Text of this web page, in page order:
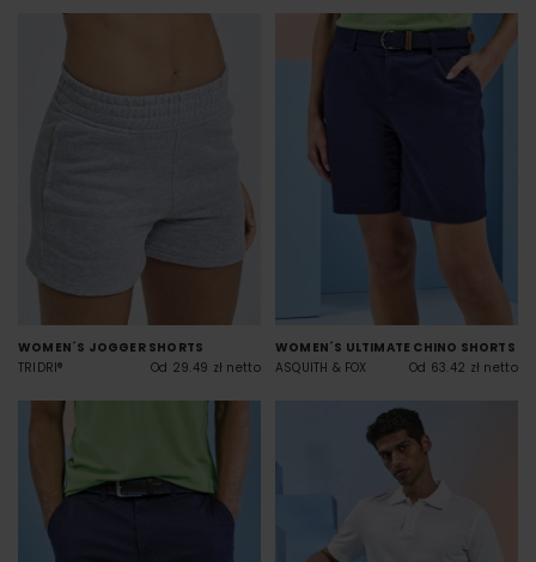
WOMEN´S JOGGER SHORTS
TRIDRI®
Od 29.49 zł netto
WOMEN´S ULTIMATE CHINO SHORTS
ASQUITH & FOX
Od 63.42 zł netto